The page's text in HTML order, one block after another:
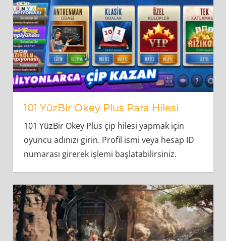
101 YüzBir Okey Plus Para Hilesi
101 YüzBir Okey Plus çip hilesi yapmak için
oyuncu adınızı girin. Profil ismi veya hesap ID
numarası girerek işlemi başlatabilirsiniz.